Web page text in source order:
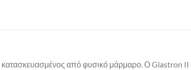
κατασκευασμένος από φυσικό μάρμαρο. Ο Glastron II